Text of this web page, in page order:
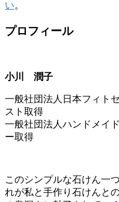
い。
プロフィール
小川 潤子
一般社団法人日本フィト
スト取得
一般社団法人ハンドメイ
ー取得
このシンプルな石けん一
れが私と手作り石けんと